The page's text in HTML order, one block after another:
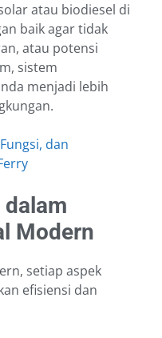
atau biodiesel di
baik agar tidak
atau potensi
sistem
menjadi lebih
dan
Modern
setiap aspek
efisiensi dan